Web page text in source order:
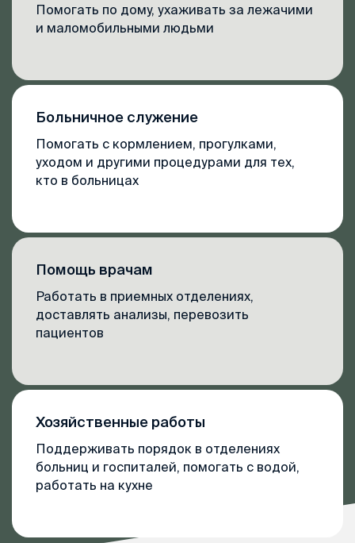
Помогать по дому, ухаживать за лежачими
и маломобильными людьми
Больничное служение
Помогать с кормлением, прогулками,
уходом и другими процедурами для тех,
кто в больницах
Помощь врачам
Работать в приемных отделениях,
доставлять анализы, перевозить
пациентов
Хозяйственные работы
Поддерживать порядок в отделениях
больниц и госпиталей, помогать с водой,
работать на кухне